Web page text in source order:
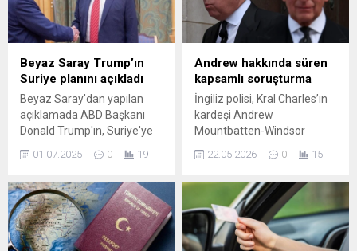
Beyaz Saray Trump’ın
Suriye planını açıkladı
Beyaz Saray'dan yapılan
açıklamada ABD Başkanı
Donald Trump'ın, Suriye'ye
yaptırımları kaldıracak
başkanlık kararnamesi
Günlük basın toplantısında
konuşan Beyaz Saray
Sözcüsü Karoline Leavitt,
Trump'ın Suriye'ye yönelik
01.07.2025 0 19
Andrew hakkında süren
kapsamlı soruşturma
İngiliz polisi, Kral Charles’ın
kardeşi Andrew
Mountbatten-Windsor
hakkında yürütülen
soruşturmanın uzun ve
Şubat ayında Norfolk’taki
evinde gözaltına alınan 66
yaşındaki Mountbatten-
Windsor, kamu görevini
22.05.2026 0 15